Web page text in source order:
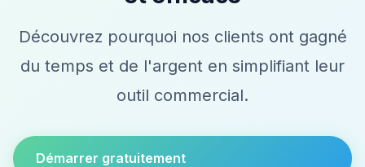
Découvrez pourquoi nos clients ont gagné
du temps et de l'argent en simplifiant leur
outil commercial.
Démarrer gratuitement